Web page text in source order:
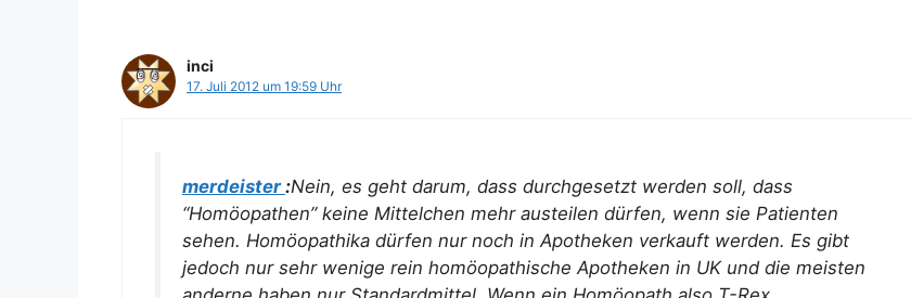
inci
17. Juli 2012 um 19:59 Uhr
merdeister:Nein, es geht darum, dass durchgesetzt werden soll, dass
“Homöopathen” keine Mittelchen mehr austeilen dürfen, wenn sie Patienten
sehen. Homöopathika dürfen nur noch in Apotheken verkauft werden. Es gibt
jedoch nur sehr wenige rein homöopathische Apotheken in UK und die meisten